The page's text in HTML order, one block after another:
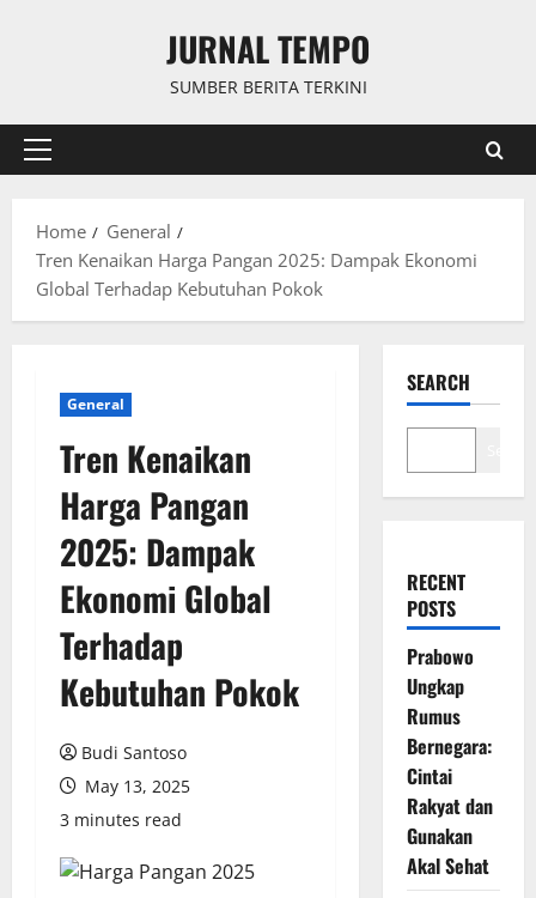
JURNAL TEMPO
SUMBER BERITA TERKINI
Primary
Home
General
Tren Kenaikan Harga Pangan 2025: Dampak Ekonomi
Global Terhadap Kebutuhan Pokok
General
Tren Kenaikan
Harga Pangan
2025: Dampak
Ekonomi Global
Terhadap
Kebutuhan Pokok
Budi Santoso
May 13, 2025
3 minutes read
SEARCH
RECENT
POSTS
Prabowo
Ungkap
Rumus
Bernegara:
Cintai
Rakyat dan
Gunakan
Akal Sehat